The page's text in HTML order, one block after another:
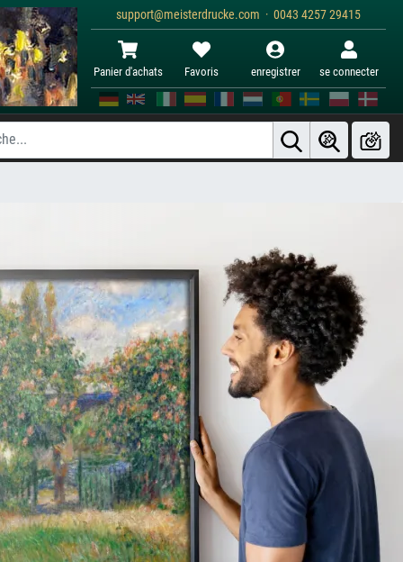
support@meisterdrucke.com · 0043 4257 29415
Panier d'achats Favoris enregistrer se connecter